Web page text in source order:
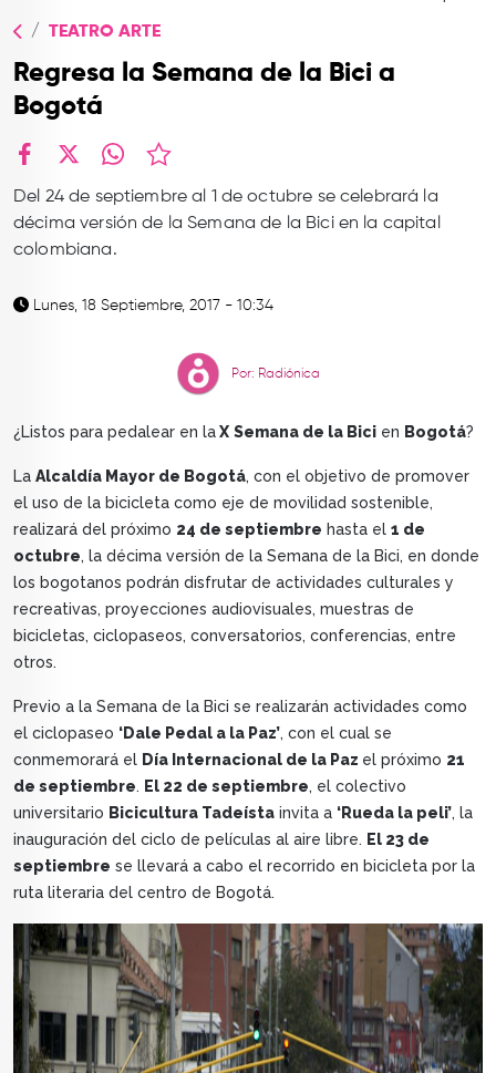
CONTACTO
TEATRO ARTE
Regresa la Semana de la Bici a
Bogotá
Del 24 de septiembre al 1 de octubre se celebrará la
décima versión de la Semana de la Bici en la capital
colombiana.
Lunes, 18 Septiembre, 2017 - 10:34
Por: Radiónica
¿Listos para pedalear en laX Semana de la Bici en Bogotá?
La Alcaldía Mayor de Bogotá, con el objetivo de promover
el uso de la bicicleta como eje de movilidad sostenible,
realizará del próximo 24 de septiembre hasta el 1 de
octubre, la décima versión de la Semana de la Bici, en donde
los bogotanos podrán disfrutar de actividades culturales y
recreativas, proyecciones audiovisuales, muestras de
bicicletas, ciclopaseos, conversatorios, conferencias, entre
otros.
Previo a la Semana de la Bici se realizarán actividades como
el ciclopaseo ‘Dale Pedal a la Paz’, con el cual se
conmemorará el Día Internacional de la Paz el próximo 21
de septiembre. El 22 de septiembre, el colectivo
universitario Bicicultura Tadeísta invita a ‘Rueda la peli’, la
inauguración del ciclo de películas al aire libre. El 23 de
septiembre se llevará a cabo el recorrido en bicicleta por la
ruta literaria del centro de Bogotá.